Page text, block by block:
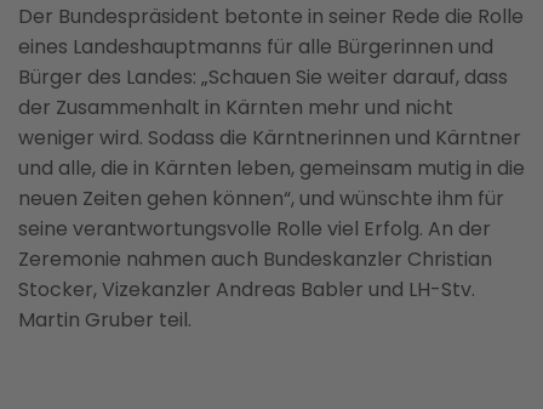
Der Bundespräsident betonte in seiner Rede die Rolle
eines Landeshauptmanns für alle Bürgerinnen und
Bürger des Landes: „Schauen Sie weiter darauf, dass
der Zusammenhalt in Kärnten mehr und nicht
weniger wird. Sodass die Kärntnerinnen und Kärntner
und alle, die in Kärnten leben, gemeinsam mutig in die
neuen Zeiten gehen können“, und wünschte ihm für
seine verantwortungsvolle Rolle viel Erfolg. An der
Zeremonie nahmen auch Bundeskanzler Christian
Stocker, Vizekanzler Andreas Babler und LH-Stv.
Martin Gruber teil.